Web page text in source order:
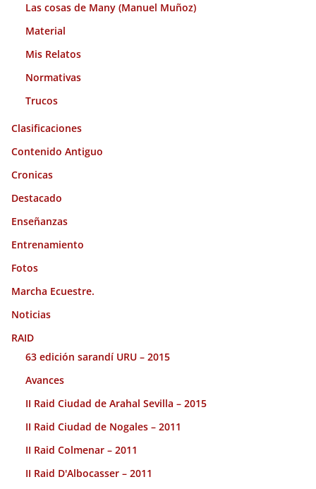
Las cosas de Many (Manuel Muñoz)
Material
Mis Relatos
Normativas
Trucos
Clasificaciones
Contenido Antiguo
Cronicas
Destacado
Enseñanzas
Entrenamiento
Fotos
Marcha Ecuestre.
Noticias
RAID
63 edición sarandí URU – 2015
Avances
II Raid Ciudad de Arahal Sevilla – 2015
II Raid Ciudad de Nogales – 2011
II Raid Colmenar – 2011
II Raid D'Albocasser – 2011